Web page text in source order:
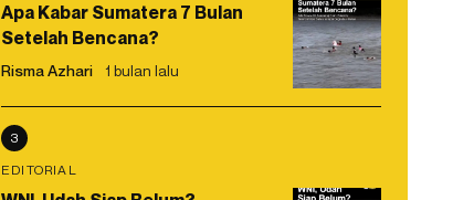
Apa Kabar Sumatera 7 Bulan
Setelah Bencana?
Risma Azhari 1 bulan lalu
3
EDITORIAL